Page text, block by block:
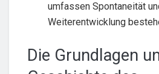
umfassen Spontaneität
Weiterentwicklung
Die Grundlagen